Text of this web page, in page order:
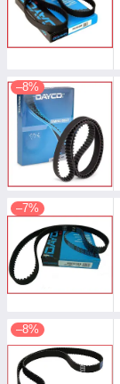
–8%
–7%
–8%